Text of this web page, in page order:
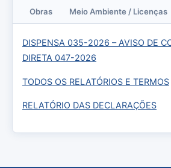
Obras Meio Ambiente / Licenças
DISPENSA 035-2026 – AVISO DE
DIRETA 047-2026
TODOS OS RELATÓRIOS E TERMOS
RELATÓRIO DAS DECLARAÇÕES